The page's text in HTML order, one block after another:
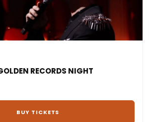
RECORDS NIGHT
BUY TICKETS